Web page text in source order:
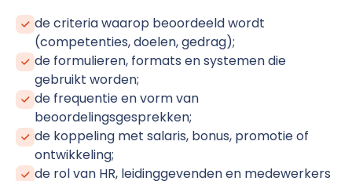
de criteria waarop beoordeeld wordt
(competenties, doelen, gedrag);
de formulieren, formats en systemen die
gebruikt worden;
de frequentie en vorm van
beoordelingsgesprekken;
de koppeling met salaris, bonus, promotie of
ontwikkeling;
de rol van HR, leidinggevenden en medewerkers